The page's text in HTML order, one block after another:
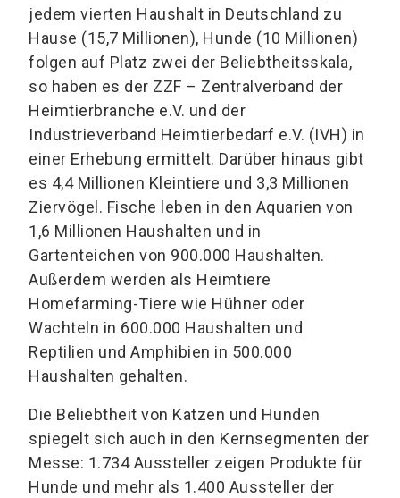
jedem vierten Haushalt in Deutschland zu
Hause (15,7 Millionen), Hunde (10 Millionen)
folgen auf Platz zwei der Beliebtheitsskala,
so haben es der ZZF – Zentralverband der
Heimtierbranche e.V. und der
Industrieverband Heimtierbedarf e.V. (IVH) in
einer Erhebung ermittelt. Darüber hinaus gibt
es 4,4 Millionen Kleintiere und 3,3 Millionen
Ziervögel. Fische leben in den Aquarien von
1,6 Millionen Haushalten und in
Gartenteichen von 900.000 Haushalten.
Außerdem werden als Heimtiere
Homefarming-Tiere wie Hühner oder
Wachteln in 600.000 Haushalten und
Reptilien und Amphibien in 500.000
Haushalten gehalten.
Die Beliebtheit von Katzen und Hunden
spiegelt sich auch in den Kernsegmenten der
Messe: 1.734 Aussteller zeigen Produkte für
Hunde und mehr als 1.400 Aussteller der